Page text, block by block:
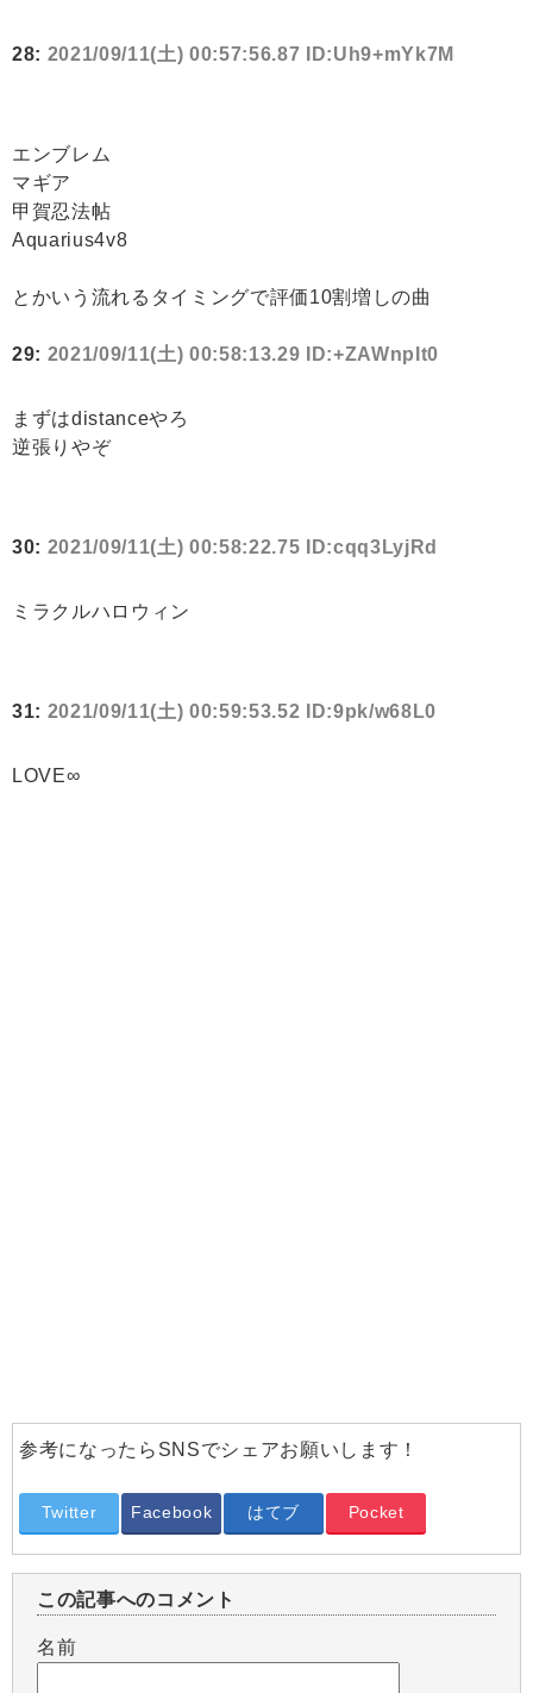
28: 2021/09/11(土) 00:57:56.87 ID:Uh9+mYk7M
エンブレム
マギア
甲賀忍法帖
Aquarius4v8
とかいう流れるタイミングで評価10割増しの曲
29: 2021/09/11(土) 00:58:13.29 ID:+ZAWnpIt0
まずはdistanceやろ
逆張りやぞ
30: 2021/09/11(土) 00:58:22.75 ID:cqq3LyjRd
ミラクルハロウィン
31: 2021/09/11(土) 00:59:53.52 ID:9pk/w68L0
LOVE∞
参考になったらSNSでシェアお願いします！
Twitter Facebook はてブ Pocket
この記事へのコメント
名前